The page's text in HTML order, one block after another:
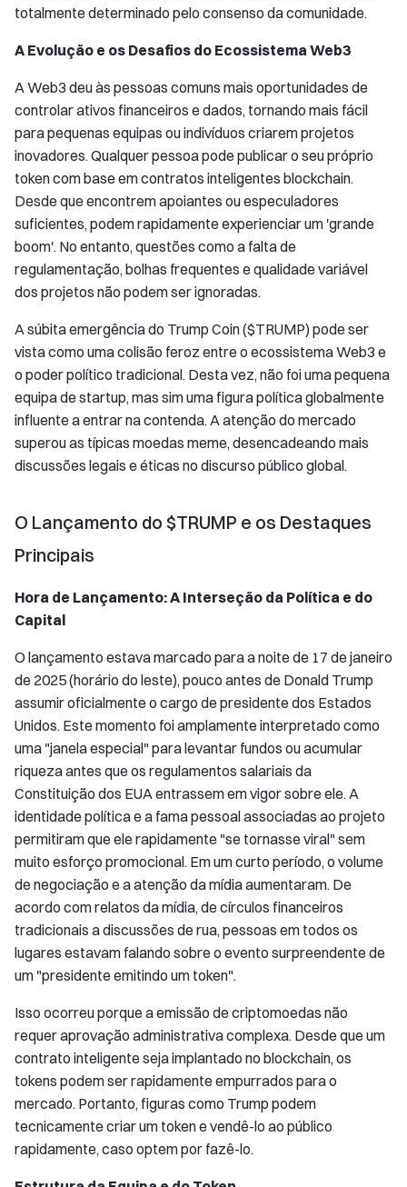
totalmente determinado pelo consenso da comunidade.
A Evolução e os Desafios do Ecossistema Web3
A Web3 deu às pessoas comuns mais oportunidades de
controlar ativos financeiros e dados, tornando mais fácil
para pequenas equipas ou indivíduos criarem projetos
inovadores. Qualquer pessoa pode publicar o seu próprio
token com base em contratos inteligentes blockchain.
Desde que encontrem apoiantes ou especuladores
suficientes, podem rapidamente experienciar um 'grande
boom'. No entanto, questões como a falta de
regulamentação, bolhas frequentes e qualidade variável
dos projetos não podem ser ignoradas.
A súbita emergência do Trump Coin ($TRUMP) pode ser
vista como uma colisão feroz entre o ecossistema Web3 e
o poder político tradicional. Desta vez, não foi uma pequena
equipa de startup, mas sim uma figura política globalmente
influente a entrar na contenda. A atenção do mercado
superou as típicas moedas meme, desencadeando mais
discussões legais e éticas no discurso público global.
O Lançamento do $TRUMP e os Destaques
Principais
Hora de Lançamento: A Interseção da Política e do
Capital
O lançamento estava marcado para a noite de 17 de janeiro
de 2025 (horário do leste), pouco antes de Donald Trump
assumir oficialmente o cargo de presidente dos Estados
Unidos. Este momento foi amplamente interpretado como
uma "janela especial" para levantar fundos ou acumular
riqueza antes que os regulamentos salariais da
Constituição dos EUA entrassem em vigor sobre ele. A
identidade política e a fama pessoal associadas ao projeto
permitiram que ele rapidamente "se tornasse viral" sem
muito esforço promocional. Em um curto período, o volume
de negociação e a atenção da mídia aumentaram. De
acordo com relatos da mídia, de círculos financeiros
tradicionais a discussões de rua, pessoas em todos os
lugares estavam falando sobre o evento surpreendente de
um "presidente emitindo um token".
Isso ocorreu porque a emissão de criptomoedas não
requer aprovação administrativa complexa. Desde que um
contrato inteligente seja implantado no blockchain, os
tokens podem ser rapidamente empurrados para o
mercado. Portanto, figuras como Trump podem
tecnicamente criar um token e vendê-lo ao público
rapidamente, caso optem por fazê-lo.